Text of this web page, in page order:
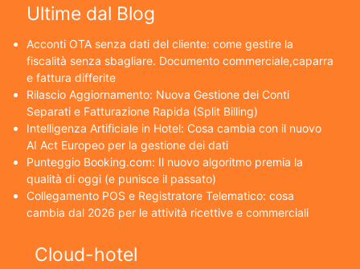
Ultime dal Blog
Acconti OTA senza dati del cliente: come gestire la
fiscalità senza sbagliare. Documento commerciale,caparra
e fattura differite
Rilascio Aggiornamento: Nuova Gestione dei Conti
Separati e Fatturazione Rapida (Split Billing)
Intelligenza Artificiale in Hotel: Cosa cambia con il nuovo
AI Act Europeo per la gestione dei dati
Punteggio Booking.com: Il nuovo algoritmo premia la
qualità di oggi (e punisce il passato)
Collegamento POS e Registratore Telematico: cosa
cambia dal 2026 per le attività ricettive e commerciali
Cloud-hotel